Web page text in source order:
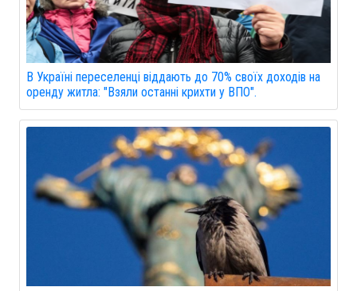
В Україні переселенці віддають до 70% своїх доходів на
оренду житла: "Взяли останні крихти у ВПО".